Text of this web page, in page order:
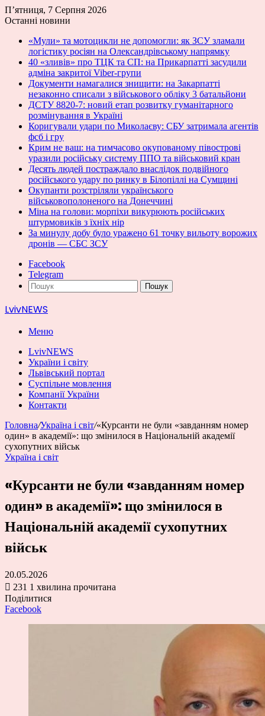
П’ятниця, 7 Серпня 2026
Останні новини
«Мули» та мотоцикли не допомогли: як ЗСУ зламали
логістику росіян на Олександрівському напрямку
40 «зливів» про ТЦК та СП: на Прикарпатті засудили
адміна закритої Viber-групи
Документи намагалися знищити: на Закарпатті
незаконно списали з військового обліку 3 батальйони
ДСТУ 8820-7: новий етап розвитку гуманітарного
розмінування в Україні
Коригували удари по Миколаєву: СБУ затримала агентів
фсб і гру
Крим не ваш: на тимчасово окупованому півострові
уразили російську систему ППО та військовий кран
Десять людей постраждало внаслідок подвійного
російського удару по ринку в Білопіллі на Сумщині
Окупанти розстріляли українського
військовополоненого на Донеччині
Міна на голови: морпіхи викурюють російських
штурмовиків з їхніх нір
За минулу добу було уражено 61 точку вильоту ворожих
дронів — СБС ЗСУ
Facebook
Telegram
Пошук
LvivNEWS
Меню
LvivNEWS
України і світу
Львівський портал
Суспільне мовлення
Компанії України
Контакти
Головна/Україна і світ/«Курсанти не були «завданням номер
один» в академії»: що змінилося в Національній академії
сухопутних військ
Україна і світ
«Курсанти не були «завданням номер
один» в академії»: що змінилося в
Національній академії сухопутних
військ
20.05.2026
231 1 хвилина прочитана
Поділитися
Facebook